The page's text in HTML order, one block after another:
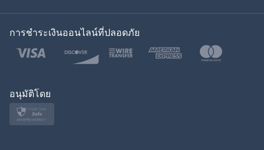
ภาษาไทย
โปแลนด์
การชำระเงินออนไลน์ที่ปลอดภัย
อนุมัติโดย